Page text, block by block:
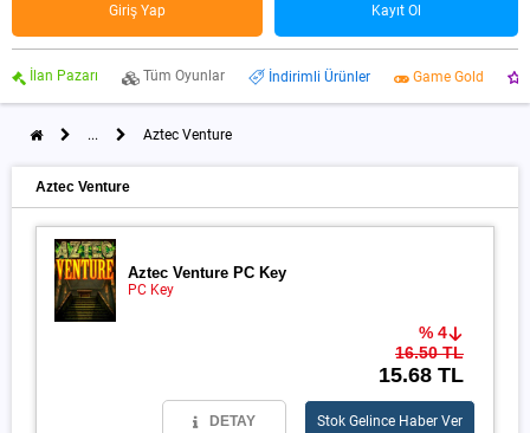
Giriş Yap Kayıt Ol
İlan Pazarı Tüm Oyunlar İndirimli Ürünler Game Gold
... Aztec Venture
Aztec Venture
Aztec Venture PC Key
PC Key
% 4
16.50 TL
15.68 TL
DETAY Stok Gelince Haber Ver